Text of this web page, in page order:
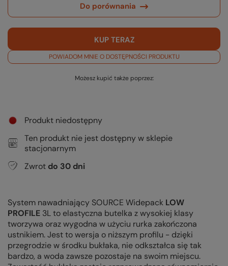
Do porównania
KUP TERAZ
POWIADOM MNIE O DOSTĘPNOŚCI PRODUKTU
Możesz kupić także poprzez:
Produkt niedostępny
Ten produkt nie jest dostępny w sklepie
stacjonarnym
Zwrot do 30 dni
System nawadniający SOURCE Widepack LOW
PROFILE 3L to elastyczna butelka z wysokiej klasy
tworzywa oraz wygodna w użyciu rurka zakończona
ustnikiem. Jest to wersja o niższym profilu - dzięki
przegrodzie w środku bukłaka, nie odkształca się tak
bardzo, a woda zawsze pozostaje na swoim miejscu.